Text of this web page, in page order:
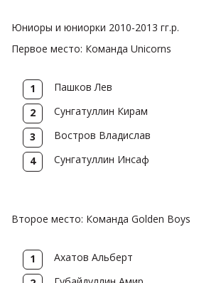
Юниоры и юниорки 2010-2013 гг.р.
Первое место: Команда Unicorns
Пашков Лев
Сунгатуллин Кирам
Востров Владислав
Сунгатуллин Инсаф
Второе место: Команда Golden Boys
Ахатов Альберт